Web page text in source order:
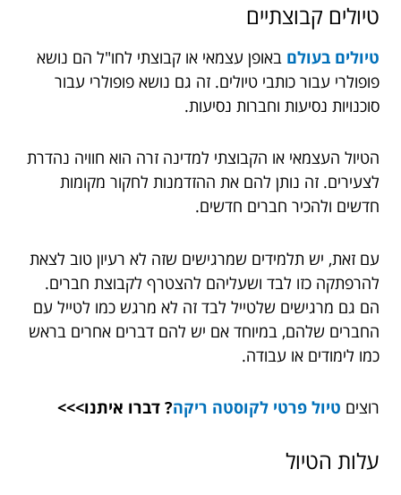
טיולים קבוצתיים
טיולים בעולם באופן עצמאי או קבוצתי לחו"ל הם נושא
פופולרי עבור כותבי טיולים. זה גם נושא פופולרי עבור
סוכנויות נסיעות וחברות נסיעות.
הטיול העצמאי או הקבוצתי למדינה זרה הוא חוויה נהדרת
לצעירים. זה נותן להם את ההזדמנות לחקור מקומות
חדשים ולהכיר חברים חדשים.
עם זאת, יש תלמידים שמרגישים שזה לא רעיון טוב לצאת
להרפתקה כזו לבד ושעליהם להצטרף לקבוצת חברים.
הם גם מרגישים שלטייל לבד זה לא מרגש כמו לטייל עם
החברים שלהם, במיוחד אם יש להם דברים אחרים בראש
כמו לימודים או עבודה.
רוצים טיול פרטי לקוסטה ריקה? דברו איתנו>>>
עלות הטיול